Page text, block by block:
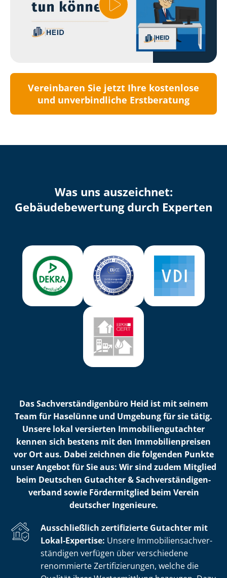
Vereinbaren Sie jetzt Ihre kostenlose
und unverbindliche Erstberatung
Was uns auszeichnet:
Ge­bäu­de­be­wer­tung durch Experten
Das Sach­ver­stän­di­gen­bü­ro Heid ist mit seinem
Team für Haselünne und Umgebung für sie tätig.
Unsere lokal versierten Im­mo­bi­li­en­gut­ach­ter
kennen sich bestens mit den Im­mo­bi­li­en­prei­sen
vor Ort aus. Dabei zeichnen die folgenden Punkte
unser Angebot für Sie aus: Wir sind zudem Mitglied
beim Deutschen Gutachter & Sach­ver­stän­di­gen­
ver­band sowie Fördermitglied beim Verein
deutscher Ingenieure.
Ausschließlich zertifizierte Gutachter mit
Lokal-Expertise: Unsere Im­mo­bi­li­en­sach­ver­
stän­di­gen verfügen über verschiedene
renommierte Zer­ti­fi­zie­run­gen, welche die